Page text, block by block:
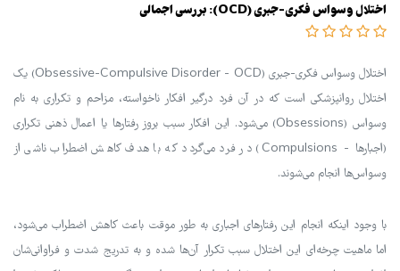
اختلال وسواس فکری-جبری (OCD): بررسی اجمالی
اختلال وسواس فکری-جبری (Obsessive-Compulsive Disorder - OCD) یک
اختلال روانپزشکی است که در آن فرد درگیر افکار ناخواسته، مزاحم و تکراری به نام
وسواس (Obsessions) می‌شود. این افکار سبب بروز رفتارها یا اعمال ذهنی تکراری
(اجبارها - Compulsions) در فرد می‌گردد که با هدف کاهش اضطراب ناشی از
وسواس‌ها انجام می‌شوند.
با وجود اینکه انجام این رفتارهای اجباری به طور موقت باعث کاهش اضطراب می‌شود،
اما ماهیت چرخه‌ای این اختلال سبب تکرار آن‌ها شده و به تدریج شدت و فراوانی‌شان